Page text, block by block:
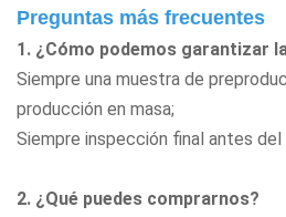
Preguntas más frecuentes
1. ¿Cómo podemos garantizar
Siempre una muestra de
producción en masa;
Siempre inspección final antes del
2. ¿Qué puedes comprarnos?